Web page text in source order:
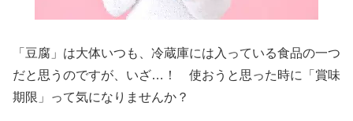
「豆腐」は大体いつも、冷蔵庫には入っている食品の一つ
だと思うのですが、いざ…！ 使おうと思った時に「賞味
期限」って気になりませんか？